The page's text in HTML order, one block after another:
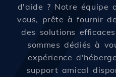
d'aide ? Notre équipe
vous, prête à fournir
des solutions
sommes dédiés à
expérience
support amical